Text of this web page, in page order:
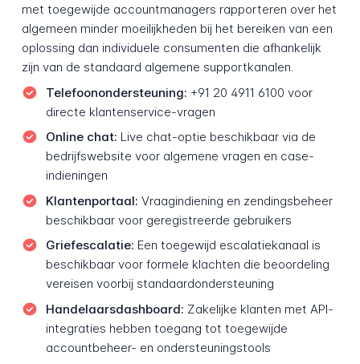
met toegewijde accountmanagers rapporteren over het
algemeen minder moeilijkheden bij het bereiken van een
oplossing dan individuele consumenten die afhankelijk
zijn van de standaard algemene supportkanalen.
Telefoonondersteuning: +91 20 4911 6100 voor
directe klantenservice-vragen
Online chat: Live chat-optie beschikbaar via de
bedrijfswebsite voor algemene vragen en case-
indieningen
Klantenportaal: Vraagindiening en zendingsbeheer
beschikbaar voor geregistreerde gebruikers
Griefescalatie: Een toegewijd escalatiekanaal is
beschikbaar voor formele klachten die beoordeling
vereisen voorbij standaardondersteuning
Handelaarsdashboard: Zakelijke klanten met API-
integraties hebben toegang tot toegewijde
accountbeheer- en ondersteuningstools